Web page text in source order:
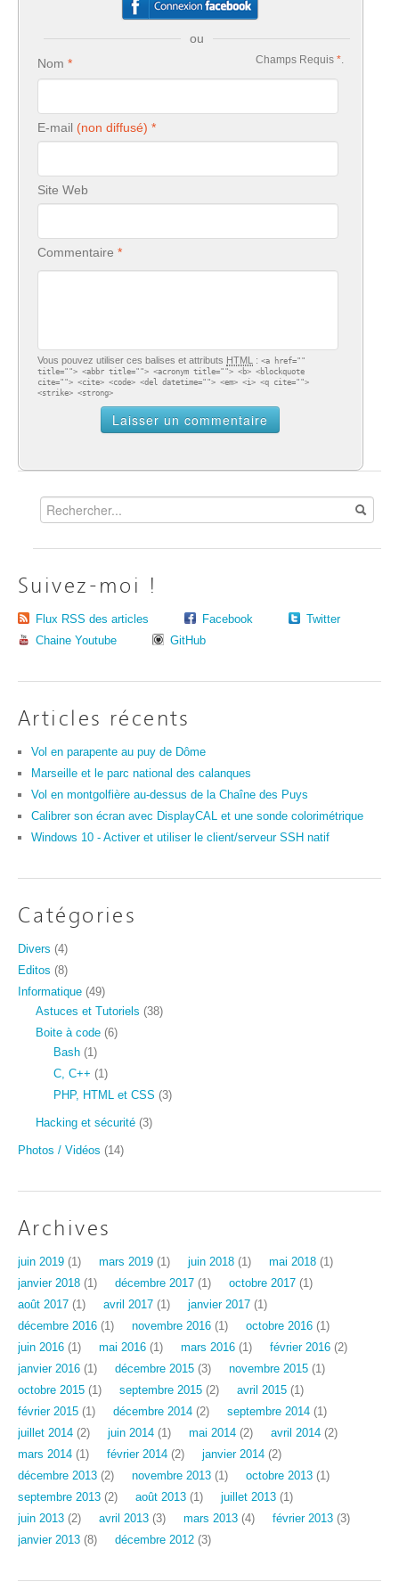
ou
Champs Requis *.
Nom
E-mail
Site Web
Commentaire
Vous pouvez utiliser ces balises et attributs HTML : <a href=""
title=""> <abbr title=""> <acronym title=""> <b> <blockquote
cite=""> <cite> <code> <del datetime=""> <em> <i> <q cite="">
<strike> <strong>
Suivez-moi !
Flux RSS des articles Facebook
Twitter
Chaine Youtube
GitHub
Articles récents
Vol en parapente au puy de Dôme
Marseille et le parc national des calanques
Vol en montgolfière au-dessus de la Chaîne des Puys
Calibrer son écran avec DisplayCAL et une sonde colorimétrique
Windows 10 - Activer et utiliser le client/serveur SSH natif
Catégories
Divers (4)
Editos (8)
Informatique (49)
Astuces et Tutoriels (38)
Boite à code (6)
Bash (1)
C, C++ (1)
PHP, HTML et CSS (3)
Hacking et sécurité (3)
Photos / Vidéos (14)
Archives
juin 2019 (1) mars 2019 (1) juin 2018 (1) mai 2018 (1)
janvier 2018 (1) décembre 2017 (1) octobre 2017 (1)
août 2017 (1) avril 2017 (1) janvier 2017 (1)
décembre 2016 (1) novembre 2016 (1) octobre 2016 (1)
juin 2016 (1) mai 2016 (1) mars 2016 (1) février 2016 (2)
janvier 2016 (1) décembre 2015 (3) novembre 2015 (1)
octobre 2015 (1) septembre 2015 (2) avril 2015 (1)
février 2015 (1) décembre 2014 (2) septembre 2014 (1)
juillet 2014 (2) juin 2014 (1) mai 2014 (2) avril 2014 (2)
mars 2014 (1) février 2014 (2) janvier 2014 (2)
décembre 2013 (2) novembre 2013 (1) octobre 2013 (1)
septembre 2013 (2) août 2013 (1) juillet 2013 (1)
juin 2013 (2) avril 2013 (3) mars 2013 (4) février 2013 (3)
janvier 2013 (8) décembre 2012 (3)